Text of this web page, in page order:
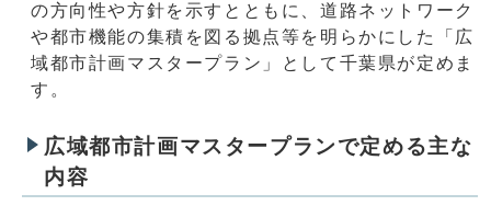
の方向性や方針を示すとともに、道路ネットワーク
や都市機能の集積を図る拠点等を明らかにした「広
域都市計画マスタープラン」として千葉県が定めま
す。
広域都市計画マスタープランで定める主な
内容